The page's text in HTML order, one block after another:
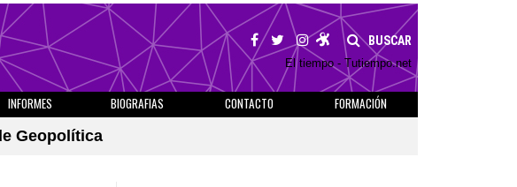
BUSCAR
El tiempo - Tutiempo.net
INFORMES BIOGRAFIAS CONTACTO
FORMACIÓN
Geopolítica